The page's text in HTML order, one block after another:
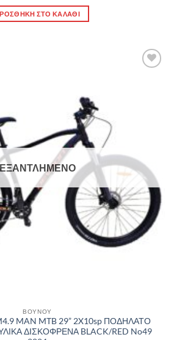
ΣΤΟ ΚΑΛΆΘΙ
ΒΟΥΝΟΥ
MAN MTB 29” 2X10sp ΠΟΔΗΛΑΤΟ
ΔΙΣΚΟΦΡΕΝΑ BLACK/RED No49